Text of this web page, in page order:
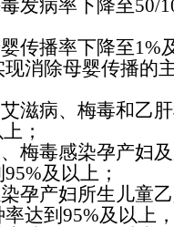
病率下降至50/
播率下降至1%及
除母婴传播的
病、梅毒和乙肝
；
毒感染孕产妇及
及以上；
产妇所生儿童乙
达到95%及以上